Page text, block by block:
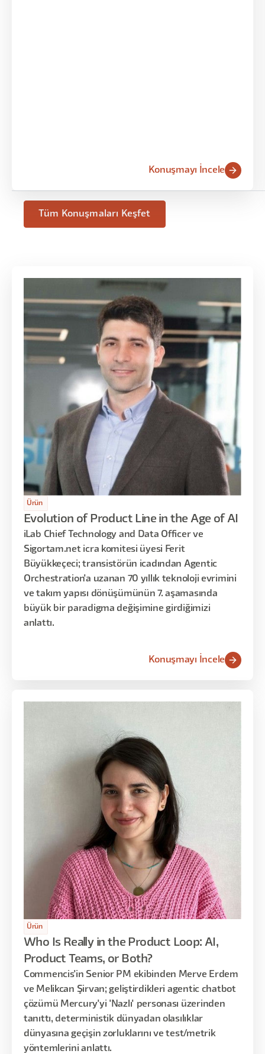
Konuşmayı İncele
Tüm Konuşmaları Keşfet
Ürün
Evolution of Product Line in the Age of AI
iLab Chief Technology and Data Officer ve
Sigortam.net icra komitesi üyesi Ferit
Büyükkeçeci; transistörün icadından Agentic
Orchestration'a uzanan 70 yıllık teknoloji evrimini
ve takım yapısı dönüşümünün 7. aşamasında
büyük bir paradigma değişimine girdiğimizi
anlattı.
Konuşmayı İncele
Ürün
Who Is Really in the Product Loop: AI,
Product Teams, or Both?
Commencis'in Senior PM ekibinden Merve Erdem
ve Melikcan Şirvan; geliştirdikleri agentic chatbot
çözümü Mercury'yi 'Nazlı' personası üzerinden
tanıttı, deterministik dünyadan olasılıklar
dünyasına geçişin zorluklarını ve test/metrik
yöntemlerini anlattı.